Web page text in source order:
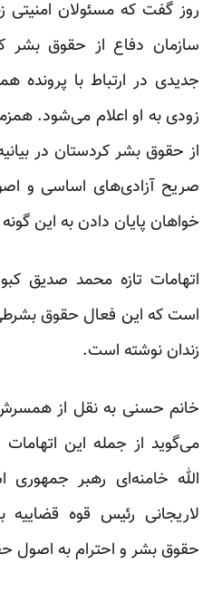
روز گفت که مسئولان امنیتی
سازمان دفاع از حقوق بشر
جدیدی در ارتباط با
زودی به او اعلام می‌شود.
از حقوق بشر کردستان در
صریح آزادی‌های اساسی و
خواهان پایان دادن به این
اتهامات تازه محمد صدیق
است که این فعال حقوق
زندان نوشته است.
خانم حسنی به نقل از
می‌گوید از جمله این
الله خامنه‌ای رهبر جمهوری
لاریجانی رئیس قوه
حقوق بشر و احترام به